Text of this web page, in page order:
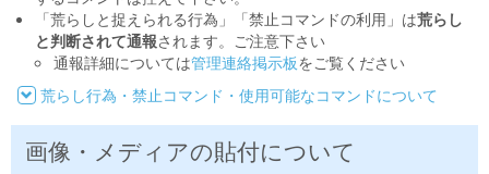
「荒らしと捉えられる行為」「禁止コマンドの利用」は荒らし
と判断されて通報されます。ご注意下さい
通報詳細については管理連絡掲示板をご覧ください
荒らし行為・禁止コマンド・使用可能なコマンドについて
画像・メディアの貼付について